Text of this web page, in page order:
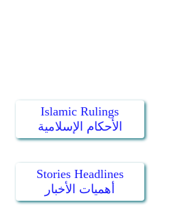
Islamic Rulings
الأحكام الإسلامية
Stories Headlines
أهميات الأخبار